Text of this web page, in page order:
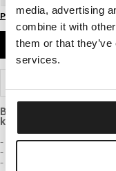
media, advertising
combine it with
them or that
services.
Przewodnik po rozmiarach
Bawełniany T-shirt o
kroju.
- klasyczny regularny fason z
- T-shirt wykonany z
- miękka lamówka od